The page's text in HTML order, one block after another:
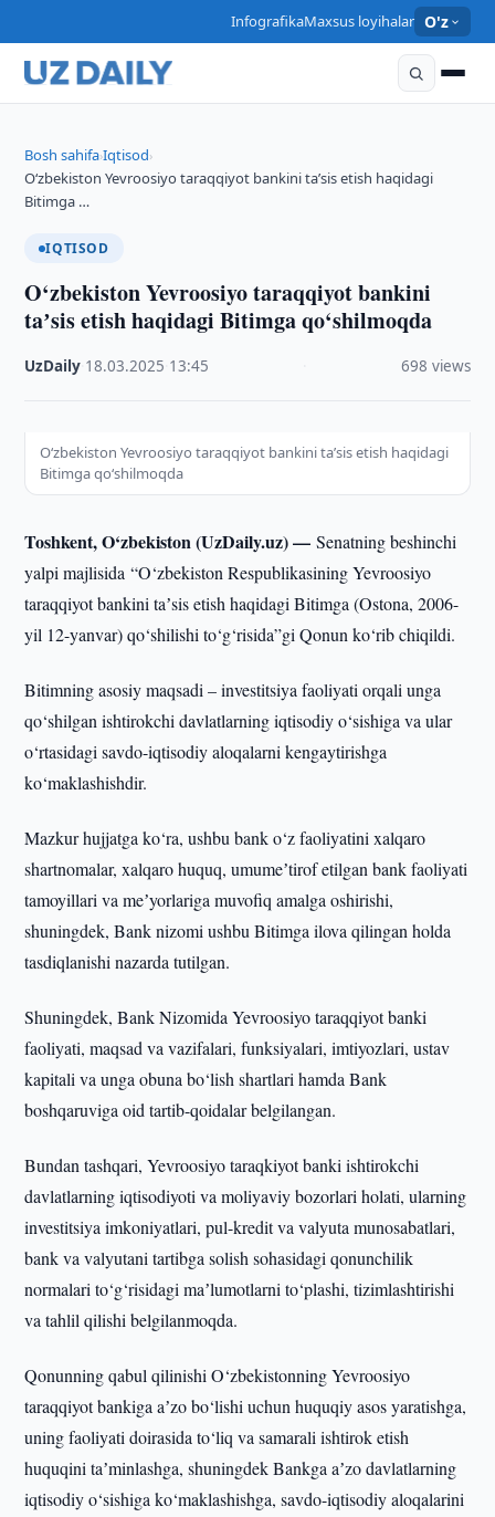
InfografikaMaxsus loyihalar O'z
Bosh sahifa›Iqtisod›
O‘zbekiston Yevroosiyo taraqqiyot bankini taʼsis etish haqidagi
Bitimga …
IQTISOD
O‘zbekiston Yevroosiyo taraqqiyot bankini
taʼsis etish haqidagi Bitimga qo‘shilmoqda
UzDaily 18.03.2025 13:45 698 views
O‘zbekiston Yevroosiyo taraqqiyot bankini taʼsis etish haqidagi
Bitimga qo‘shilmoqda
Toshkent, O‘zbekiston (UzDaily.uz) —Senatning beshinchi
yalpi majlisida “O‘zbekiston Respublikasining Yevroosiyo
taraqqiyot bankini taʼsis etish haqidagi Bitimga (Ostona, 2006-
yil 12-yanvar) qo‘shilishi to‘g‘risida”gi Qonun ko‘rib chiqildi.
Bitimning asosiy maqsadi – investitsiya faoliyati orqali unga
qo‘shilgan ishtirokchi davlatlarning iqtisodiy o‘sishiga va ular
o‘rtasidagi savdo-iqtisodiy aloqalarni kengaytirishga
ko‘maklashishdir.
Mazkur hujjatga ko‘ra, ushbu bank o‘z faoliyatini xalqaro
shartnomalar, xalqaro huquq, umumeʼtirof etilgan bank faoliyati
tamoyillari va meʼyorlariga muvofiq amalga oshirishi,
shuningdek, Bank nizomi ushbu Bitimga ilova qilingan holda
tasdiqlanishi nazarda tutilgan.
Shuningdek, Bank Nizomida Yevroosiyo taraqqiyot banki
faoliyati, maqsad va vazifalari, funksiyalari, imtiyozlari, ustav
kapitali va unga obuna bo‘lish shartlari hamda Bank
boshqaruviga oid tartib-qoidalar belgilangan.
Bundan tashqari, Yevroosiyo taraqkiyot banki ishtirokchi
davlatlarning iqtisodiyoti va moliyaviy bozorlari holati, ularning
investitsiya imkoniyatlari, pul-kredit va valyuta munosabatlari,
bank va valyutani tartibga solish sohasidagi qonunchilik
normalari to‘g‘risidagi maʼlumotlarni to‘plashi, tizimlashtirishi
va tahlil qilishi belgilanmoqda.
Qonunning qabul qilinishi O‘zbekistonning Yevroosiyo
taraqqiyot bankiga aʼzo bo‘lishi uchun huquqiy asos yaratishga,
uning faoliyati doirasida to‘liq va samarali ishtirok etish
huquqini taʼminlashga, shuningdek Bankga aʼzo davlatlarning
iqtisodiy o‘sishiga ko‘maklashishga, savdo-iqtisodiy aloqalarini